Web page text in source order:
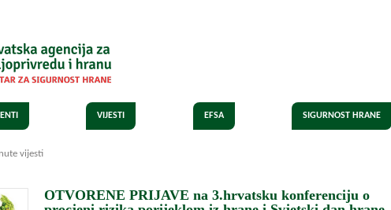
VIJESTI EFSA SIGURNOST HRANE
vijesti
OTVORENE PRIJAVE na 3.hrvatsku konferenciju o